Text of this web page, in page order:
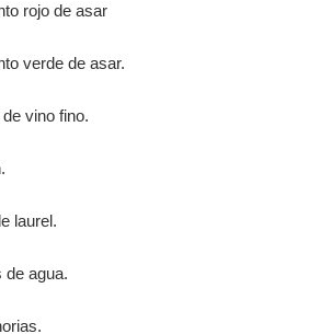
rojo de asar
verde de asar.
vino fino.
laurel.
de agua.